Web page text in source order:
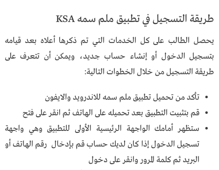
طريقة التسجيل في تطبيق ملم سمه KSA
يحصل الطالب على كل الخدمات التي تم ذكرها أعلاه بعد قيامه
بتسجيل الدخول أو إنشاء حساب جديد، ويمكن أن تتعرف على
طريقة التسجيل من خلال الخطوات التالية:
تأكد من تحميل تطبيق ملم سمه للاندرويد والايفون
قم بتثبيت التطبيق بعد تحميله على الهاتف ثم انقر على فتح
ستظهر أمامك الواجهة الرئيسية الأولى للتطبيق وهي واجهة
تسجيل الدخول إذا كان لديك حساب قم بإدخال رقم الهاتف أو
البريد ثم كلمة المرور وانقر على دخول